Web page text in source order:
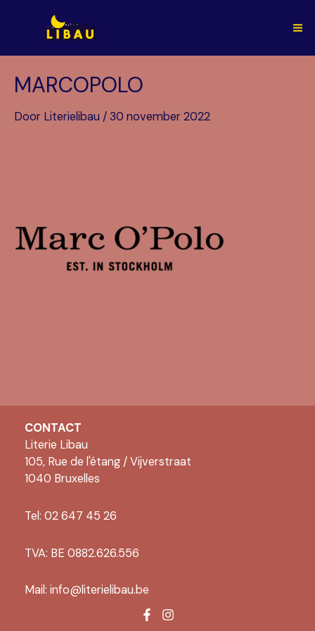
inhoud
MARCOPOLO
Door Literielibau /30 november 2022
CONTACT
Literie Libau
105, Rue de l'étang / Vijverstraat
1040 Bruxelles
Tel: 02 647 45 26
TVA: BE 0882.626.556
Mail: info@literielibau.be